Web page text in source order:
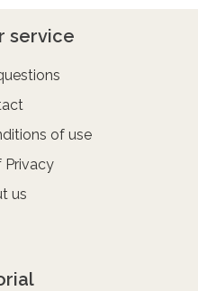
service
of use
Privacy
us